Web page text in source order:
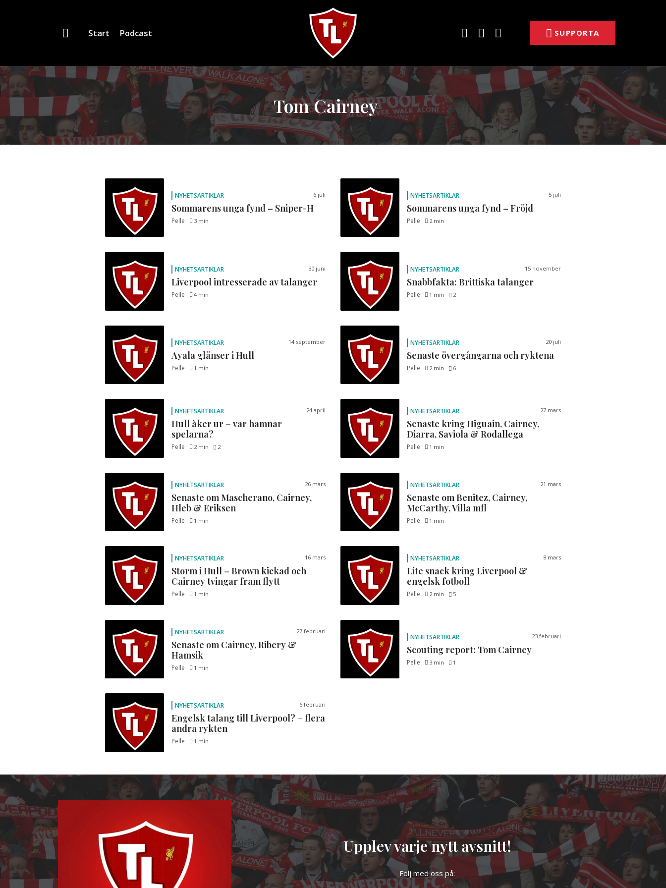
Sveriges
största
Liverpool
online
magazine!
Start Podcast E-
post
FacebookTwitter SUPPORTA
Tom Cairney
NYHETSARTIKLAR 6 juli
Sommarens unga fynd – Sniper-H
Pelle 3 min
NYHETSARTIKLAR 5 juli
Sommarens unga fynd – Fröjd
Pelle 2 min
NYHETSARTIKLAR 30 juni
Liverpool intresserade av talanger
Pelle 4 min
NYHETSARTIKLAR 15 november
Snabbfakta: Brittiska talanger
Pelle 1 min 2
NYHETSARTIKLAR 14 september
Ayala glänser i Hull
Pelle 1 min
NYHETSARTIKLAR 20 juli
Senaste övergångarna och ryktena
Pelle 2 min 6
NYHETSARTIKLAR 24 april
Hull åker ur – var hamnar
spelarna?
Pelle 2 min 2
NYHETSARTIKLAR 27 mars
Senaste kring Higuain, Cairney,
Diarra, Saviola & Rodallega
Pelle 1 min
NYHETSARTIKLAR 26 mars
Senaste om Mascherano, Cairney,
Hleb & Eriksen
Pelle 1 min
NYHETSARTIKLAR 21 mars
Senaste om Benitez, Cairney,
McCarthy, Villa mfl
Pelle 1 min
NYHETSARTIKLAR 16 mars
Storm i Hull – Brown kickad och
Cairney tvingar fram flytt
Pelle 1 min
NYHETSARTIKLAR 8 mars
Lite snack kring Liverpool &
engelsk fotboll
Pelle 2 min 5
NYHETSARTIKLAR 27 februari
Senaste om Cairney, Ribery &
Hamsik
Pelle 1 min
NYHETSARTIKLAR 23 februari
Scouting report: Tom Cairney
Pelle 3 min 1
NYHETSARTIKLAR 6 februari
Engelsk talang till Liverpool? + flera
andra rykten
Pelle 1 min
Upplev varje nytt avsnitt!
Följ med oss på: